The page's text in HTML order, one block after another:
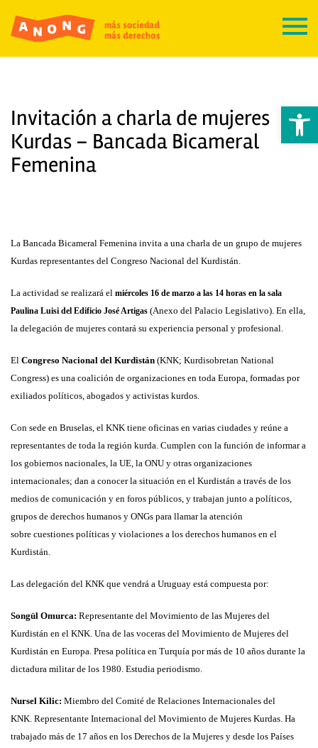
Abrir
Invitación a charla de mujeres
Kurdas – Bancada Bicameral
Femenina
La Bancada Bicameral Femenina invita a una charla de un grupo de mujeres
Kurdas representantes del Congreso Nacional del Kurdistán.
La actividad se realizará el miércoles 16 de marzo a las 14 horas en la sala
Paulina Luisi del Edificio José Artigas (Anexo del Palacio Legislativo). En ella,
la delegación de mujeres contará su experiencia personal y profesional.
El Congreso Nacional del Kurdistán (KNK; Kurdisobretan National
Congress) es una coalición de organizaciones en toda Europa, formadas por
exiliados políticos, abogados y activistas kurdos.
Con sede en Bruselas, el KNK tiene oficinas en varias ciudades y reúne a
representantes de toda la región kurda. Cumplen con la función de informar a
los gobiernos nacionales, la UE, la ONU y otras organizaciones
internacionales; dan a conocer la situación en el Kurdistán a través de los
medios de comunicación y en foros públicos, y trabajan junto a políticos,
grupos de derechos humanos y ONGs para llamar la atención
sobre cuestiones políticas y violaciones a los derechos humanos en el
Kurdistán.
Las delegación del KNK que vendrá a Uruguay está compuesta por:
Songül Omurca: Representante del Movimiento de las Mujeres del
Kurdistán en el KNK. Una de las voceras del Movimiento de Mujeres del
Kurdistán en Europa. Presa política en Turquía por más de 10 años durante la
dictadura militar de los 1980. Estudia periodismo.
Nursel Kilic: Miembro del Comité de Relaciones Internacionales del
KNK. Representante Internacional del Movimiento de Mujeres Kurdas. Ha
trabajado más de 17 años en los Derechos de la Mujeres y desde los Países